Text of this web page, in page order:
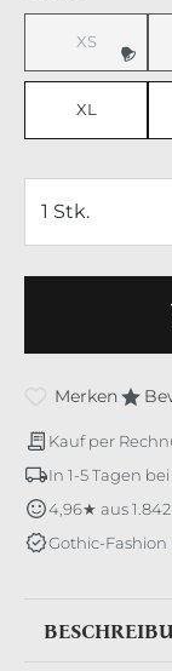
XS(Diese
XL
Merken
Kauf per
In 1-5 Tagen
4,96★ aus
Gothic-Fashion